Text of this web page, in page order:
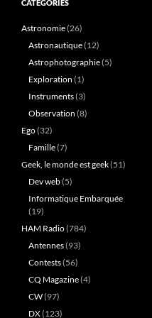
CATÉGORIES
Astronomie(26)
Astronautique(12)
Astrophotographie(5)
Exploration (1)
Instruments(3)
Observation (8)
Ego(32)
Famille(7)
Geek, le monde est geek(51)
Dev web(5)
Informatique Embarquée
(19)
HAM Radio(784)
Antennes(93)
Contests(56)
CQ Magazine(4)
CW(97)
DX(123)